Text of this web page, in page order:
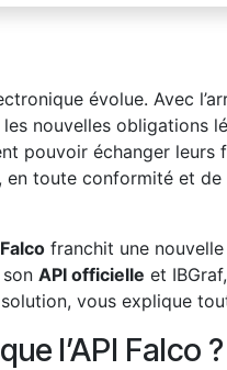
évolue. Avec
nouvelles obligations
pouvoir échanger leurs
en toute conformité et de
Falco franchit une
API officielle et IBGraf,
vous explique
l’API Falco ?